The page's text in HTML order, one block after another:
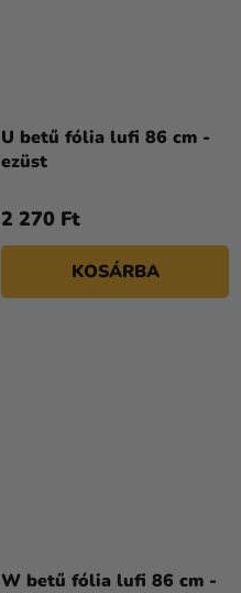
U betű fólia lufi 86 cm -
ezüst
2 270 Ft
KOSÁRBA
W betű fólia lufi 86 cm -